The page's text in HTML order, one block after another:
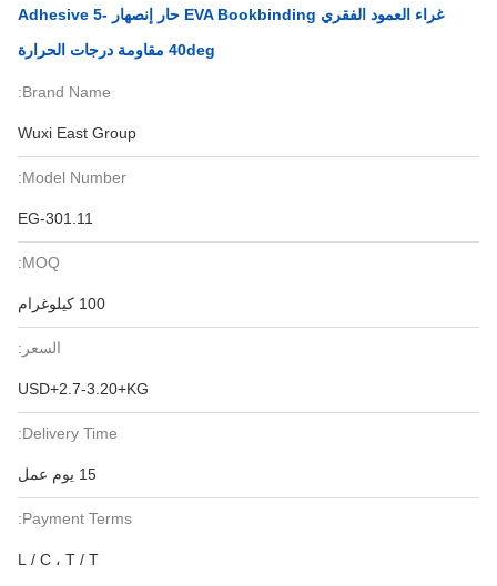
غراء العمود الفقري EVA Bookbinding حار إنصهار Adhesive 5-
40deg مقاومة درجات الحرارة
Brand Name:
Wuxi East Group
Model Number:
EG-301.11
MOQ:
100 كيلوغرام
السعر:
USD+2.7-3.20+KG
Delivery Time:
15 يوم عمل
Payment Terms:
L / C ، T / T